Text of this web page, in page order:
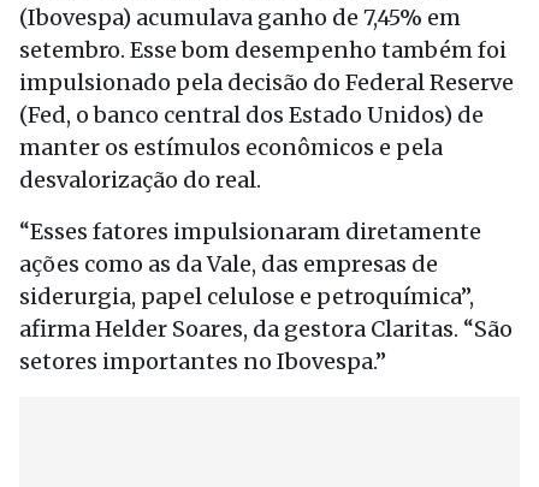
(Ibovespa) acumulava ganho de 7,45% em
setembro. Esse bom desempenho também foi
impulsionado pela decisão do Federal Reserve
(Fed, o banco central dos Estado Unidos) de
manter os estímulos econômicos e pela
desvalorização do real.
“Esses fatores impulsionaram diretamente
ações como as da Vale, das empresas de
siderurgia, papel celulose e petroquímica”,
afirma Helder Soares, da gestora Claritas. “São
setores importantes no Ibovespa.”